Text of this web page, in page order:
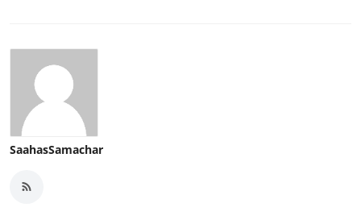
SaahasSamachar